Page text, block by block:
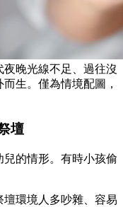
晚光線不足、過往沒
生。僅為情境配圖，
壇
的情形。有時小孩偷
環境人多吵雜、容易